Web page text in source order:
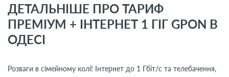
ДЕТАЛЬНІШЕ ПРО ТАРИФ
ПРЕМІУМ + ІНТЕРНЕТ 1 ГІГ GPON В
ОДЕСІ
Розваги в сімейному колі! Інтернет до 1 Гбіт/с та телебачення,